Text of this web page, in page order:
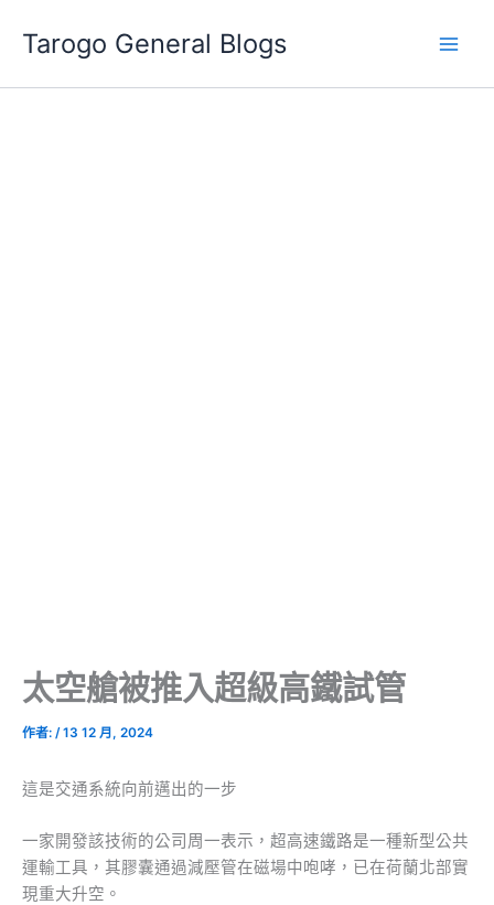
要
Tarogo General Blogs
太空艙被推入超級高鐵試管
作者: /13 12 月, 2024
這是交通系統向前邁出的一步
一家開發該技術的公司周一表示，超高速鐵路是一種新型公共
運輸工具，其膠囊通過減壓管在磁場中咆哮，已在荷蘭北部實
現重大升空。